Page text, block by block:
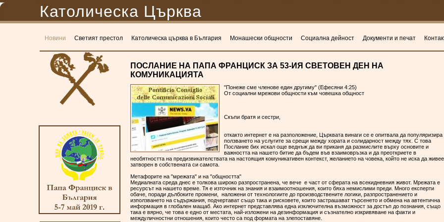
Католическа Църква
Новини Светият престол Католическа църква в България Монашески общности Социална дейност Документи и печат
ПОСЛАНИЕ НА ПАПА ФРАНЦИСК ЗА 53-ИЯ СВЕТОВЕН ДЕН НА
КОМУНИКАЦИЯТА
"Понеже сме членове един другиму" (Ефесяни 4:25)
От социални мрежови общности към човешка общност
Скъпи братя и сестри,
откакто интернет е на разположение, Църквата винаги се е опитвала да популяризира
ползването на услугите за срещи между хората и солидарност между тях. С това
Послание бих искал още веднъж да ви приканя да размислите върху основите и
важността на нашето битие да бъдем във взаимовръзка и да преоткриете в
необятността на предизвикателствата на настоящия комуникативен контекст, желанието на човека, който не иска да живее
затворен в собствената си самота.
Метафорите на "мрежата" и на "общността"
Медиалната среда днес е толкова широко разпространена, че вече е част от сферата на всекидневния живот. Мрежата е
ресурсът на нашето време. Тя е източник на знания и взаимоотношения, които бяха немислими преди. Много експерти
обаче, поради дълбоките промени, наложени от технологиите до производствените логики, разпространението и
използването на съдържания, подчертават също така и рисковете, които застрашават търсенето и обмена на автентична
информация в глобален мащаб. Ако интернет представлява една изключителна възможност за достъп до познания, също
така е вярно, че това е едно от местата, най-изложени на дезинформация и съзнателно изкривяване на факти и
междуличностни отношения, които често са под формата на злепоставяне.